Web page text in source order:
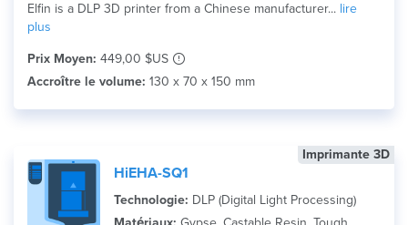
Elfin is a DLP 3D printer from a Chinese manufacturer... lire
plus
Prix Moyen: 449,00 $US
Accroître le volume: 130 x 70 x 150 mm
Imprimante 3D
HiEHA-SQ1
Technologie: DLP (Digital Light Processing)